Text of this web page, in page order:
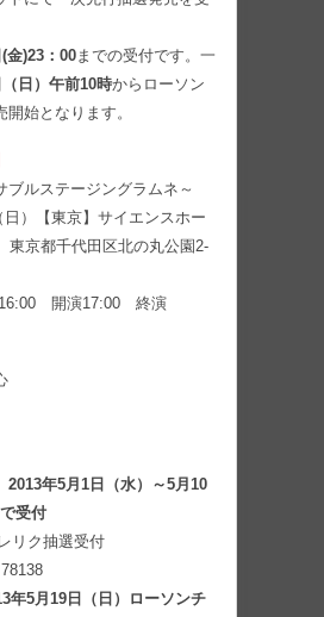
金)23：00までの受付です。一
日）午前10時からローソン
始となります。
ブルステージングラムネ～
日）【東京】サイエンスホー
京都千代田区北の丸公園2-
開演17:00 終演
2013年5月1日（水）～5月10
受付
リク抽選受付
78138
年5月19日（日）ローソンチ